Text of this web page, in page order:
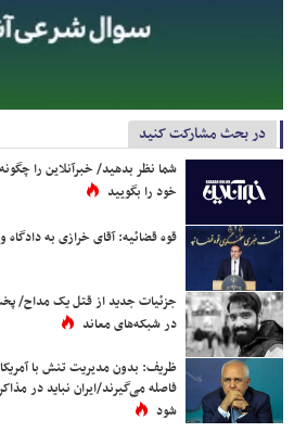
در بحث مشارکت کنید
شما نظر بدهید/ خبرآنلاین را
خود را بگویید
قوه قضائیه: آقای خرازی به
جزئیات جدید از قتل یک مداح/
در شبکه‌های معاند
ظریف: بدون مدیریت تنش با
فاصله می‌گیرند/ایران نباید در
شود